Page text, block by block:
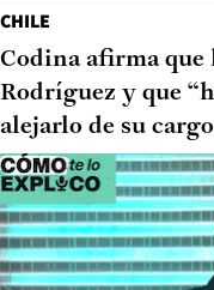
CHILE
Codina afirma que
Rodríguez y que
alejarlo de su cargo